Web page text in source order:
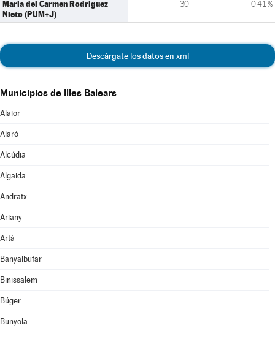
Maria del Carmen Rodriguez
Nieto (PUM+J)
30 0,41 %
Descárgate los datos en xml
Municipios de Illes Balears
Alaior
Alaró
Alcúdia
Algaida
Andratx
Ariany
Artà
Banyalbufar
Binissalem
Búger
Bunyola